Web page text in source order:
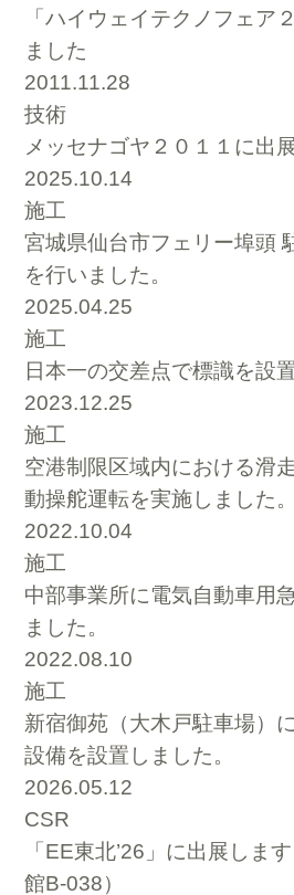
「ハイウェイテクノフェア
ました
2011.11.28
技術
メッセナゴヤ２０１１に出
2025.10.14
施工
宮城県仙台市フェリー埠頭
を行いました。
2025.04.25
施工
日本一の交差点で標識を設
2023.12.25
施工
空港制限区域内における滑
動操舵運転を実施しました。
2022.10.04
施工
中部事業所に電気自動車用
ました。
2022.08.10
施工
新宿御苑（大木戸駐車場）
設備を設置しました。
2026.05.12
CSR
「EE東北’26」に出展しま
館B-038）